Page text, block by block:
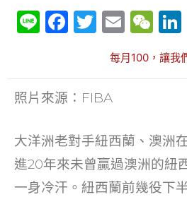
Li F
e
o
o
k
T
itt
er
E
ai
W
C
每月100，讓我
照片來源：FIBA
大洋洲老對手紐西蘭、澳洲
進20年來未曾贏過澳洲的紐
一身冷汗。紐西蘭前幾役下